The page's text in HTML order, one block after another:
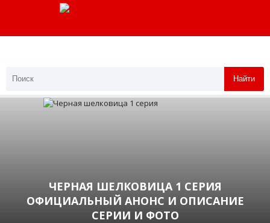
Найти
ЧЕРНАЯ ШЕЛКОВИЦА 1 СЕРИЯ
ОФИЦИАЛЬНЫЙ АНОНС И ОПИСАНИЕ
СЕРИИ И ФОТО